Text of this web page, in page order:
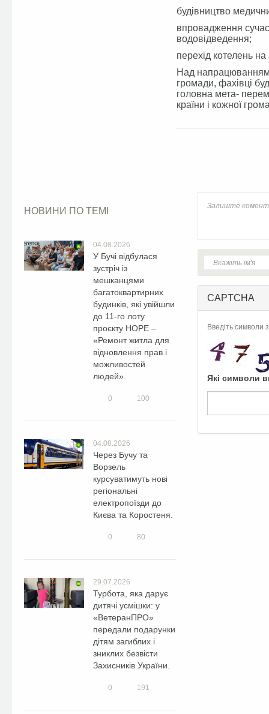
будівництво
впровадження
водовідведення;
перехід котелень
Над
громади, фахівці
головна мета-
країни і кожної
НОВИНИ ПО ТЕМІ
04.08.2026
У Бучі відбулася
зустріч із
мешканцями
багатоквартирних
будинків, які увійшли
до 11-го лоту
проєкту HOPE –
«Ремонт житла для
відновлення прав і
можливостей
людей».
0 100
04.08.2026
Через Бучу та
Ворзель
курсуватимуть нові
регіональні
електропоїзди до
Києва та Коростеня.
0 80
29.07.2026
Турбота, яка дарує
дитячі усмішки: у
«ВетеранПРО»
передали подарунки
дітям загиблих і
зниклих безвісти
Захисників України.
0 191
CAPTCHA
Введіть символи
Які символи